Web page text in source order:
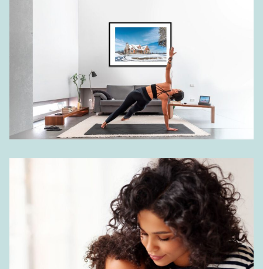
Commande De Dimensions Personnalisées
Instructions d’installation
Dessins et caractéristiques
Garantie
Site web affilié
Slimlite